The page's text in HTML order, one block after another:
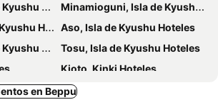
Hoteles
Minamioguni, Isla de Kyushu Hoteles
Hoteles
Aso, Isla de Kyushu Hoteles
Hoteles
Tosu, Isla de Kyushu Hoteles
Kioto, Kinki Hoteles
Hakone, Kanto Hoteles
en Beppu